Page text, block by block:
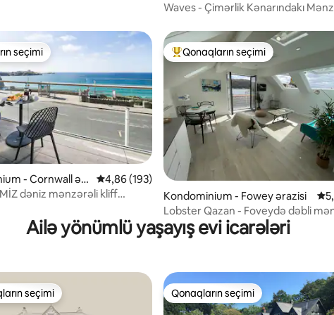
azisi
Waves - Çimərlik Kənarındakı
107 rəy
seçimi
seçimi
- Cornwall əra
Ortalama reytinq 4,86/5, 193 rəy
4,86 (193)
dəniz mənzərəli kliff
Populyar "Qonaqların seçimi"
Qonaqların seçimi
Kondominium - Fowey ərazisi
Lobster Qazan - Foveydə dəbli
Ailə yönümlü yaşayış evi icarələri
seçimi"
seçimi Qonaqların seçimi
Qonaqların seçimi